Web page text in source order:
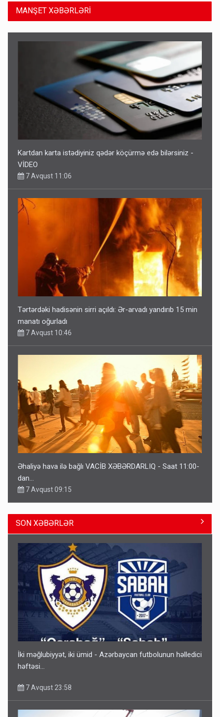
MANŞET XƏBƏRLƏRİ
Kartdan karta istədiyiniz qədər köçürmə edə bilərsiniz -
VİDEO
7 Avqust 11:06
Tərtərdəki hadisənin sirri açıldı: Ər-arvadı yandırıb 15 min
manatı oğurladı
7 Avqust 10:46
Əhaliyə hava ilə bağlı VACİB XƏBƏRDARLIQ - Saat 11:00-
dan…
7 Avqust 09:15
Gedişi var, dönüşü yox: Bakı-Tbilisi-Bakı qatarına bilet
satışından böyük narazılıq
SON XƏBƏRLƏR
İki məğlubiyyət, iki ümid - Azərbaycan futbolunun həlledici
həftəsi...
7 Avqust 23:58